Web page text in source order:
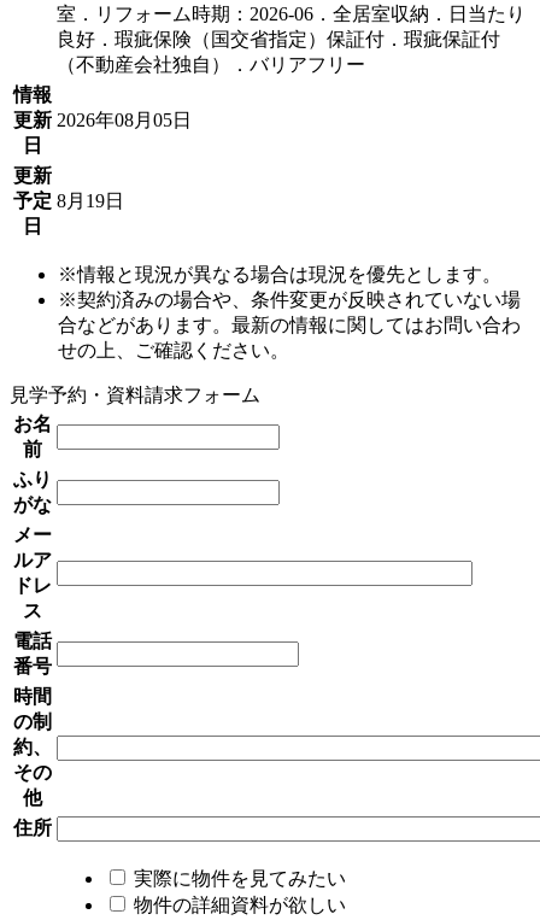
室．リフォーム時期：2026-06．全居室収納．日当たり
良好．瑕疵保険（国交省指定）保証付．瑕疵保証付
（不動産会社独自）．バリアフリー
情報
更新
日
2026年08月05日
更新
予定
日
8月19日
※情報と現況が異なる場合は現況を優先とします。
※契約済みの場合や、条件変更が反映されていない場
合などがあります。最新の情報に関してはお問い合わ
せの上、ご確認ください。
見学予約・資料請求フォーム
お名
前
ふり
がな
メー
ルア
ドレ
ス
電話
番号
時間
の制
約、
その
他
住所
実際に物件を見てみたい
物件の詳細資料が欲しい